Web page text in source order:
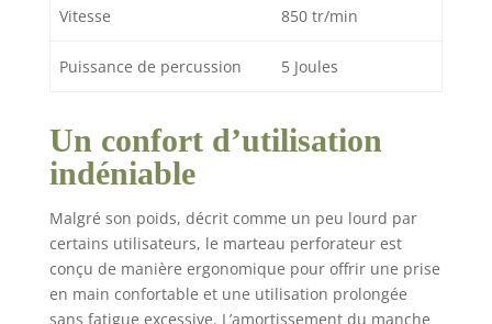
vitesse assure un
matériaux et aux
perçage réglable en
surcharge assure une
sécurité accrue de
l'utilisateur. Le
marteau perforateur
est équipé d'un
Vitesse 850 tr/min
Puissance de percussion 5 Joules
Un confort d’utilisation
indéniable
Malgré son poids, décrit comme un peu lourd par
certains utilisateurs, le marteau perforateur est
conçu de manière ergonomique pour offrir une prise
en main confortable et une utilisation prolongée
sans fatigue excessive. L’amortissement du manche